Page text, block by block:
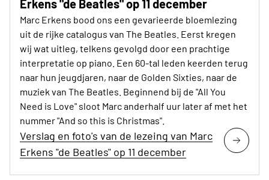
Erkens "de Beatles" op 11 december
Marc Erkens bood ons een gevarieerde bloemlezing
uit de rijke catalogus van The Beatles. Eerst kregen
wij wat uitleg, telkens gevolgd door een prachtige
interpretatie op piano. Een 60-tal leden keerden terug
naar hun jeugdjaren, naar de Golden Sixties, naar de
muziek van The Beatles. Beginnend bij de "All You
Need is Love" sloot Marc anderhalf uur later af met het
nummer "And so this is Christmas".
Verslag en foto's van de lezeing van Marc
Erkens "de Beatles" op 11 december